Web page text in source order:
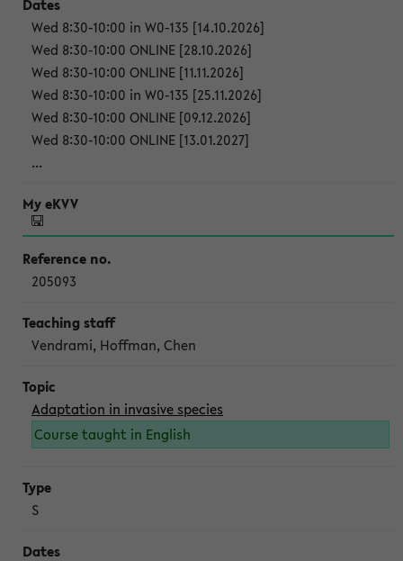
Wed 8:30-10:00 in W0-135 [14.10.2026]
Wed 8:30-10:00 ONLINE [28.10.2026]
Wed 8:30-10:00 ONLINE [11.11.2026]
Wed 8:30-10:00 in W0-135 [25.11.2026]
Wed 8:30-10:00 ONLINE [09.12.2026]
Wed 8:30-10:00 ONLINE [13.01.2027]
...
205093
Vendrami, Hoffman, Chen
Adaptation in invasive species
Course taught in English
S